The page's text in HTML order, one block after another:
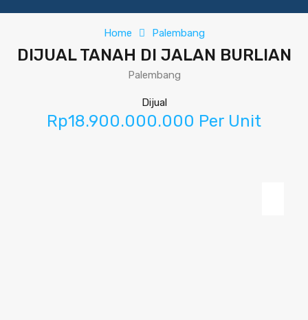
Home Palembang
DIJUAL TANAH DI JALAN BURLIAN
Palembang
Dijual
Rp18.900.000.000 Per Unit